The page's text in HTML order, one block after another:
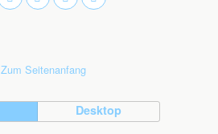
Zum Seitenanfang
Desktop